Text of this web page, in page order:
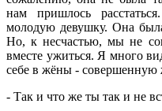
нам пришлось
молодую девушку. Она
Но, к несчастью, мы не
вместе ужиться. Я много
себе в жёны - совершенную
- Так и что же ты так и не